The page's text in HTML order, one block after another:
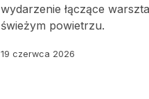
wydarzenie łączące
świeżym powietrzu.
19 czerwca 2026